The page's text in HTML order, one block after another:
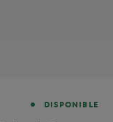
DISPONIBLE